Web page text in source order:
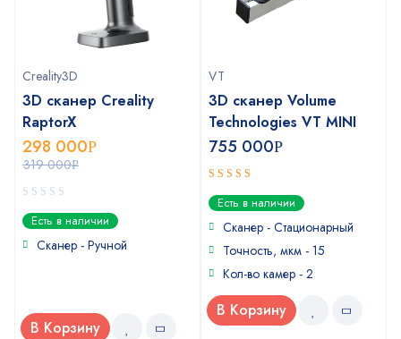
Creality3D
3D сканер Creality
RaptorX
319 000Р
298 000Р
0
out
of
Есть в наличии
Сканер - Ручной
В Корзину
VT
3D сканер Volume
Technologies VT MINI
755 000Р
5out of 5
Есть в наличии
Сканер - Стационарный
Точность, мкм - 15
Кол-во камер - 2
В Корзину